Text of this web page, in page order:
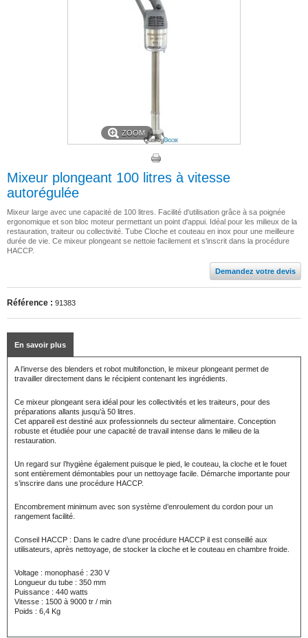
ZOOM
Mixeur plongeant 100 litres à vitesse
autorégulée
Mixeur large avec une capacité de 100 litres. Facilité d'utilisation grâce à sa poignée
ergonomique et son bloc moteur permettant un point d'appui. Idéal pour les milieux de la
restauration, traiteur ou collectivité. Tube Cloche et couteau en inox pour une meilleure
durée de vie. Ce mixeur plongeant se nettoie facilement et s'inscrit dans la procédure
HACCP.
Demandez votre devis
Référence : 91383
En savoir plus
A l’inverse des blenders et robot multifonction, le mixeur plongeant permet de
travailler directement dans le récipient contenant les ingrédients.
Ce mixeur plongeant sera idéal pour les collectivités et les traiteurs, pour des
préparations allants jusqu’à 50 litres.
Cet appareil est destiné aux professionnels du secteur alimentaire. Conception
robuste et étudiée pour une capacité de travail intense dans le milieu de la
restauration.
Un regard sur l’hygiène également puisque le pied, le couteau, la cloche et le fouet
sont entièrement démontables pour un nettoyage facile. Démarche importante pour
s’inscrire dans une procédure HACCP.
Encombrement minimum avec son système d’enroulement du cordon pour un
rangement facilité.
Conseil HACCP : Dans le cadre d’une procédure HACCP il est conseillé aux
utilisateurs, après nettoyage, de stocker la cloche et le couteau en chambre froide.
Voltage : monophasé : 230 V
Longueur du tube : 350 mm
Puissance : 440 watts
Vitesse : 1500 à 9000 tr / min
Poids : 6,4 Kg